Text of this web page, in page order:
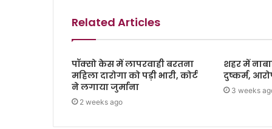
Related Articles
पॉक्सो केस में लापरवाही बरतना
महिला दारोगा को पड़ी भारी, कोर्ट
ने लगाया जुर्माना
2 weeks ago
शहर में
दुष्कर्म,
3 weeks